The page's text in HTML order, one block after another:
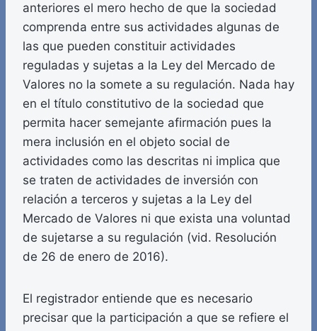
anteriores el mero hecho de que la sociedad
comprenda entre sus actividades algunas de
las que pueden constituir actividades
reguladas y sujetas a la Ley del Mercado de
Valores no la somete a su regulación. Nada hay
en el título constitutivo de la sociedad que
permita hacer semejante afirmación pues la
mera inclusión en el objeto social de
actividades como las descritas ni implica que
se traten de actividades de inversión con
relación a terceros y sujetas a la Ley del
Mercado de Valores ni que exista una voluntad
de sujetarse a su regulación (vid. Resolución
de 26 de enero de 2016).
El registrador entiende que es necesario
precisar que la participación a que se refiere el